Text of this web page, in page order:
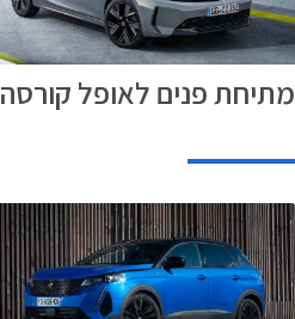
מתיחת פנים לאופל קורסה